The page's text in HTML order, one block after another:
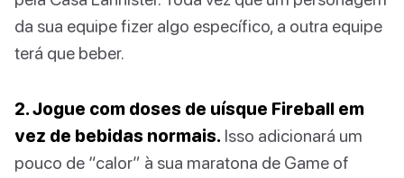
da sua equipe fizer algo específico, a outra equipe
terá que beber.
2. Jogue com doses de uísque Fireball em
vez de bebidas normais. Isso adicionará um
pouco de “calor” à sua maratona de Game of